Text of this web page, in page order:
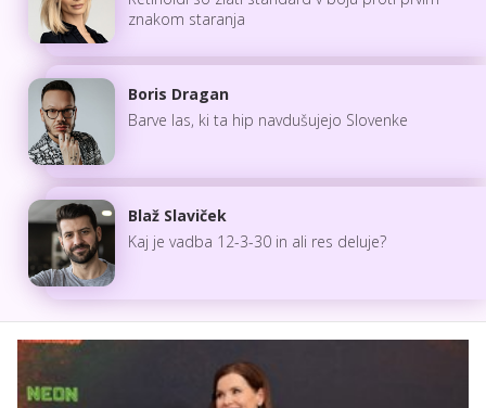
znakom staranja
Boris Dragan
Barve las, ki ta hip navdušujejo Slovenke
Blaž Slaviček
Kaj je vadba 12-3-30 in ali res deluje?